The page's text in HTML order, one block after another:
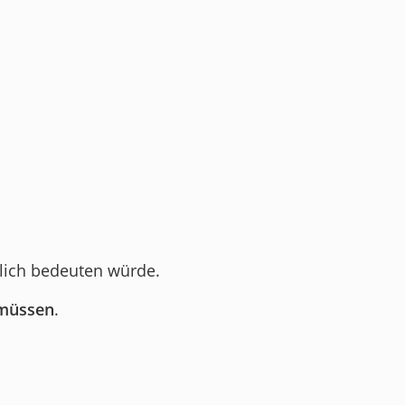
bedeuten würde.
.